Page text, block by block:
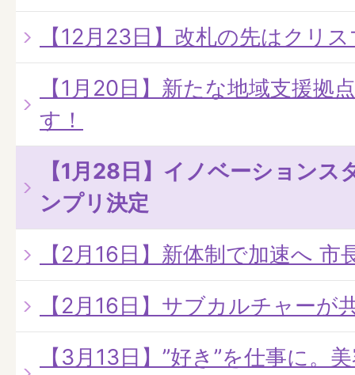
【12月23日】改札の先はクリ
【1月20日】新たな地域支援拠
す！
【1月28日】イノベーション
ンプリ決定
【2月16日】新体制で加速へ
【2月16日】サブカルチャーが
【3月13日】”好き”を仕事に。